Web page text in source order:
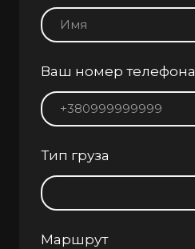
Ваш номер телефона
Тип груза
Маршрут